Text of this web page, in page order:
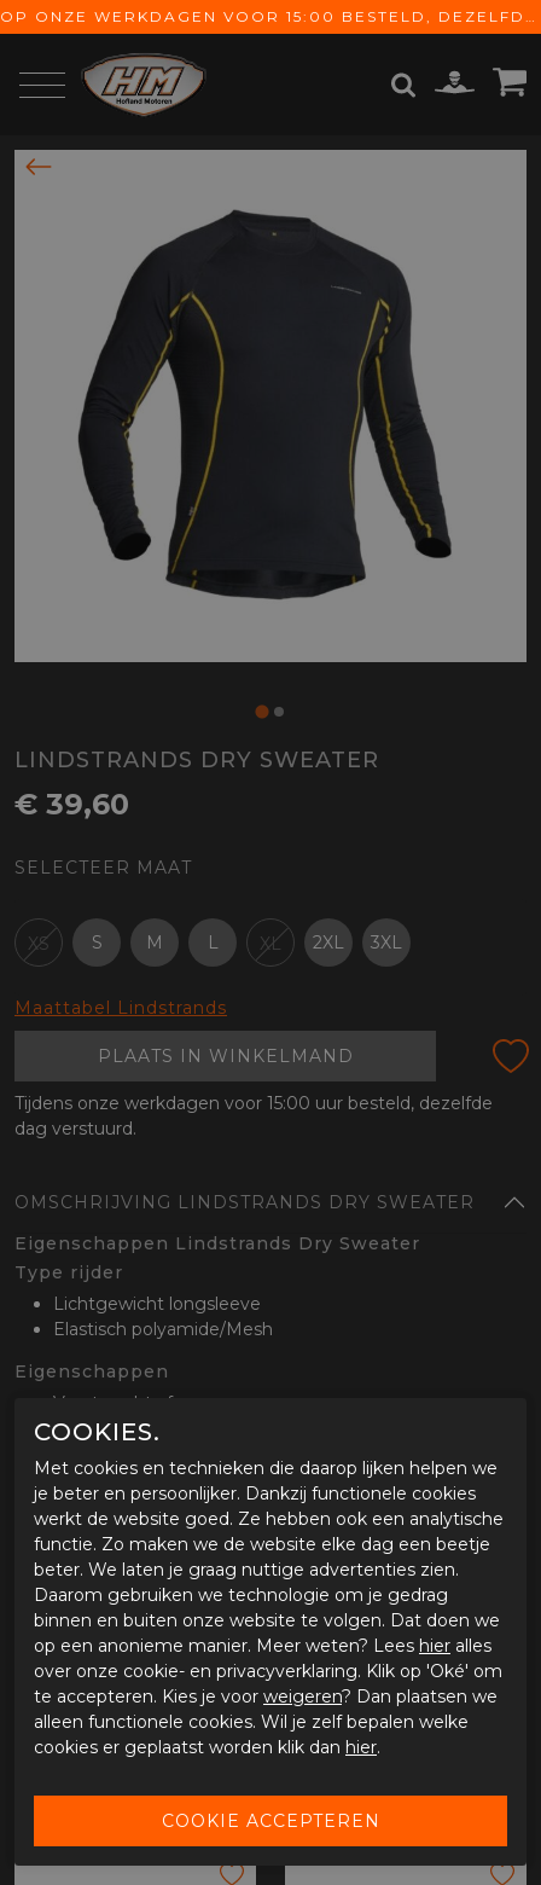
OP ONZE WERKDAGEN VOOR 15:00 BESTELD, DEZELFDE DAG VERZONDEN! GRATIS VERZENDING VANAF € 65,-
LINDSTRANDS DRY SWEATER
€ 39,60
SELECTEER MAAT
XS S M L XL 2XL 3XL
Maattabel Lindstrands
PLAATS IN WINKELMAND
Tijdens onze werkdagen voor 15:00 uur besteld, dezelfde
dag verstuurd.
OMSCHRIJVING LINDSTRANDS DRY SWEATER
Eigenschappen Lindstrands Dry Sweater
Type rijder
Lichtgewicht longsleeve
Elastisch polyamide/Mesh
Eigenschappen
Voert vocht af
Sneldrogend
Optioneel
Beschikbaar in de maten XS t/m 3XL
SPECIFICATIES LINDSTRANDS DRY SWEATER
Merk
Lindstrands
Leveranciercode
720-22130404-0
Categorie
Onderkleding
Materiaal buitenkant
Bestelcode
ci2766091
GERELATEERDE PRODUCTEN
COOKIES.
Met cookies en technieken die daarop lijken helpen we
je beter en persoonlijker. Dankzij functionele cookies
werkt de website goed. Ze hebben ook een analytische
functie. Zo maken we de website elke dag een beetje
beter. We laten je graag nuttige advertenties zien.
Daarom gebruiken we technologie om je gedrag
binnen en buiten onze website te volgen. Dat doen we
op een anonieme manier. Meer weten? Lees hier alles
over onze cookie- en privacyverklaring. Klik op 'Oké' om
te accepteren. Kies je voor weigeren? Dan plaatsen we
alleen functionele cookies. Wil je zelf bepalen welke
cookies er geplaatst worden klik dan hier.